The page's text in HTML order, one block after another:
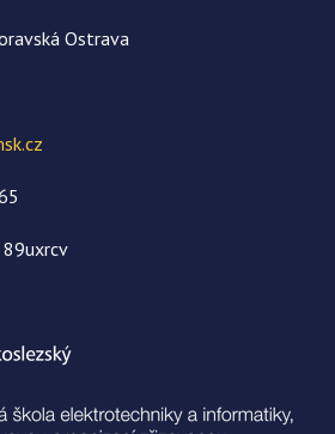
Ostrava